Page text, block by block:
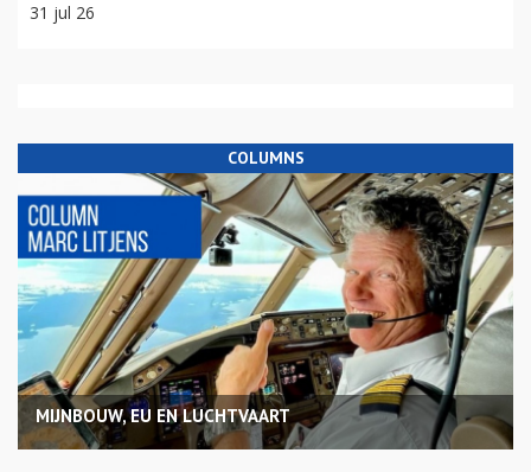
31 jul 26
COLUMNS
MIJNBOUW, EU EN LUCHTVAART